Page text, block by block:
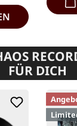
FÜR DICH